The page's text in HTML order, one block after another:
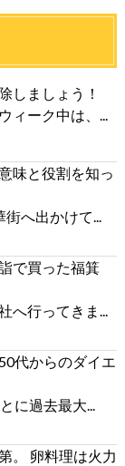
しましょう！
ィーク中は、...
味と役割を知っ
へ出かけて...
で買った福箕
へ行ってきま...
代からのダイエ
に過去最大...
。 卵料理は火力